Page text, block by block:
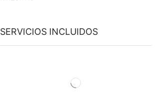
SERVICIOS INCLUIDOS